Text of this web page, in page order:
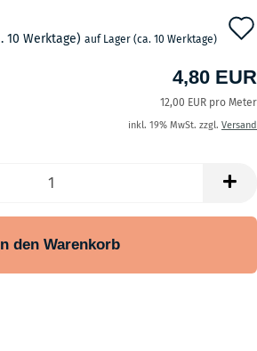
auf Lager (ca. 10 Werktage)
4,80 EUR
12,00 EUR pro Meter
inkl. 19% MwSt. zzgl. Versand
In den Warenkorb